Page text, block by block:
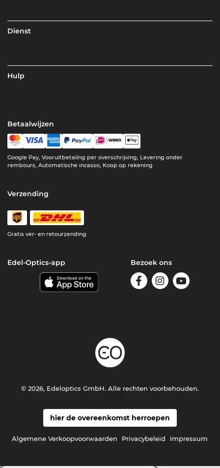
Dienst
Hulp
Betaalwijzen
Google Pay, Vooruitbetaling per overschrijving, Levering onder
rembours, Automatische incasso, Koop op rekening
Verzending
Gratis ver- en retourzending
Edel-Optics-app Bezoek ons
hier de overeenkomst herroepen
Algemene Verkoopvoorwaarden Privacybeleid Impressum
© 2026, Edeloptics GmbH. Alle rechten voorbehouden.